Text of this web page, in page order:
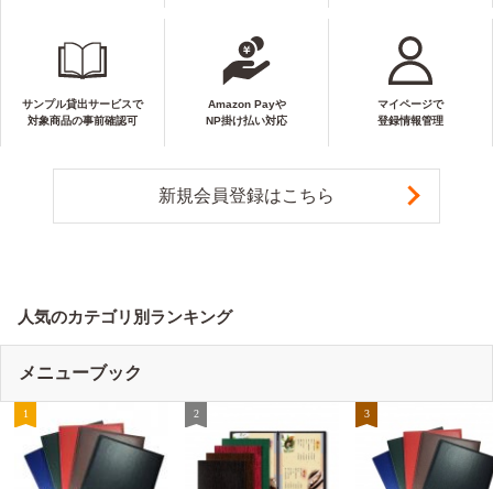
サンプル貸出サービスで
対象商品の事前確認可
Amazon Payや
NP掛け払い対応
マイページで
登録情報管理
新規会員登録はこちら
人気のカテゴリ別ランキング
メニューブック